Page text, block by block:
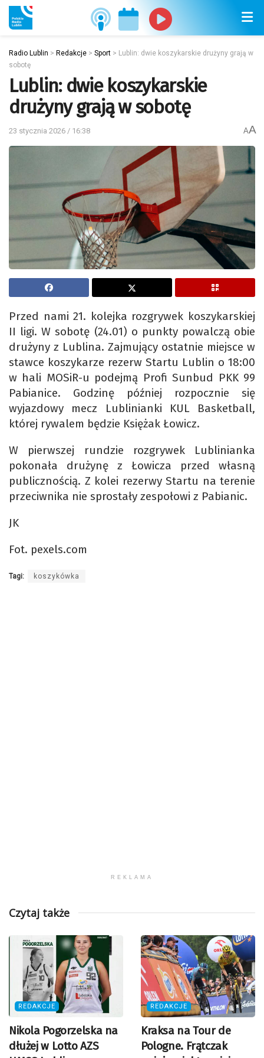
Radio Lublin > Redakcje > Sport > Lublin: dwie koszykarskie drużyny grają w
sobotę
Lublin: dwie koszykarskie
drużyny grają w sobotę
23 stycznia 2026 / 16:38 AA
Przed nami 21. kolejka rozgrywek koszykarskiej
II ligi. W sobotę (24.01) o punkty powalczą obie
drużyny z Lublina. Zajmujący ostatnie miejsce w
stawce koszykarze rezerw Startu Lublin o 18:00
w hali MOSiR-u podejmą Profi Sunbud PKK 99
Pabianice. Godzinę później rozpocznie się
wyjazdowy mecz Lublinianki KUL Basketball,
której rywalem będzie Księżak Łowicz.
W pierwszej rundzie rozgrywek Lublinianka
pokonała drużynę z Łowicza przed własną
publicznością. Z kolei rezerwy Startu na terenie
przeciwnika nie sprostały zespołowi z Pabianic.
JK
Fot. pexels.com
Tagi: koszykówka
REKLAMA
Czytaj także
REDAKCJE
Nikola Pogorzelska na
dłużej w Lotto AZS
REDAKCJE
Kraksa na Tour de
Pologne. Frątczak